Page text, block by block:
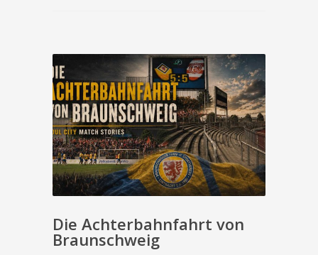
Die Achterbahnfahrt von
Braunschweig